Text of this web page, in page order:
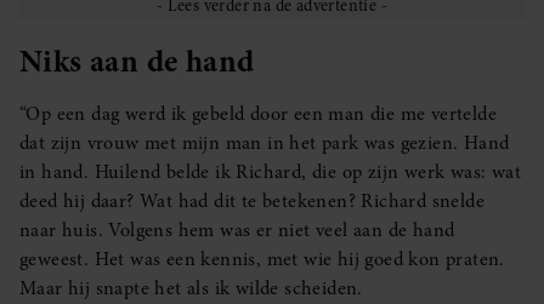
Niks aan de hand
“Op een dag werd ik gebeld door een man die me vertelde
dat zijn vrouw met mijn man in het park was gezien. Hand
in hand. Huilend belde ik Richard, die op zijn werk was: wat
deed hij daar? Wat had dit te betekenen? Richard snelde
naar huis. Volgens hem was er niet veel aan de hand
geweest. Het was een kennis, met wie hij goed kon praten.
Maar hij snapte het als ik wilde scheiden.